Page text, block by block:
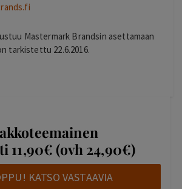
Mastermark Brandsin asettamaan
tarkistettu 22.6.2016.
11,90€ (ovh 24,90€)
KATSO VASTAAVIA